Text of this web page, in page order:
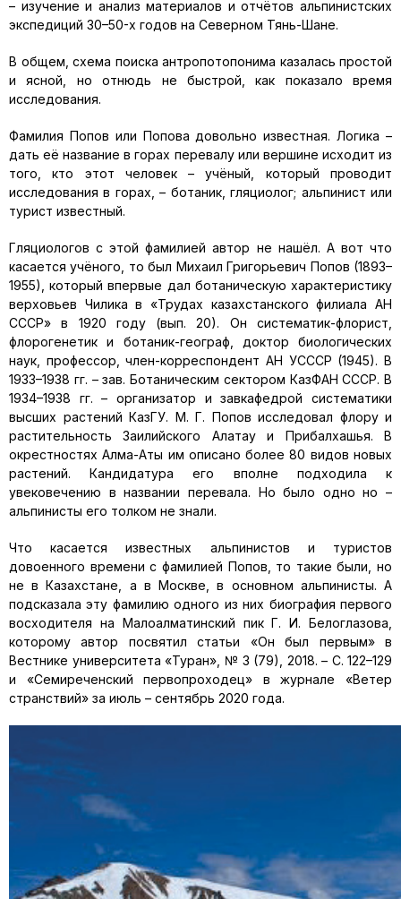
– изучение и анализ материалов и отчётов альпинистских
экспедиций 30–50-х годов на Северном Тянь-Шане.
В общем, схема поиска антропотопонима казалась простой
и ясной, но отнюдь не быстрой, как показало время
исследования.
Фамилия Попов или Попова довольно известная. Логика –
дать её название в горах перевалу или вершине исходит из
того, кто этот человек – учёный, который проводит
исследования в горах, – ботаник, гляциолог; альпинист или
турист известный.
Гляциологов с этой фамилией автор не нашёл. А вот что
касается учёного, то был Михаил Григорьевич Попов (1893–
1955), который впервые дал ботаническую характеристику
верховьев Чилика в «Трудах казахстанского филиала АН
СССР» в 1920 году (вып. 20). Он систематик-флорист,
флорогенетик и ботаник-географ, доктор биологических
наук, профессор, член-корреспондент АН УСССР (1945). В
1933–1938 гг. – зав. Ботаническим сектором КазФАН СССР. В
1934–1938 гг. – организатор и завкафедрой систематики
высших растений КазГУ. М. Г. Попов исследовал флору и
растительность Заилийского Алатау и Прибалхашья. В
окрестностях Алма-Аты им описано более 80 видов новых
растений. Кандидатура его вполне подходила к
увековечению в названии перевала. Но было одно но –
альпинисты его толком не знали.
Что касается известных альпинистов и туристов
довоенного времени с фамилией Попов, то такие были, но
не в Казахстане, а в Москве, в основном альпинисты. А
подсказала эту фамилию одного из них биография первого
восходителя на Малоалматинский пик Г. И. Белоглазова,
которому автор посвятил статьи «Он был первым» в
Вестнике университета «Туран», № 3 (79), 2018. – С. 122–129
и «Семиреченский первопроходец» в журнале «Ветер
странствий» за июль – сентябрь 2020 года.